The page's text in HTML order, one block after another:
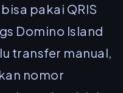
pakai QRIS
Domino Island
transfer manual,
nomor